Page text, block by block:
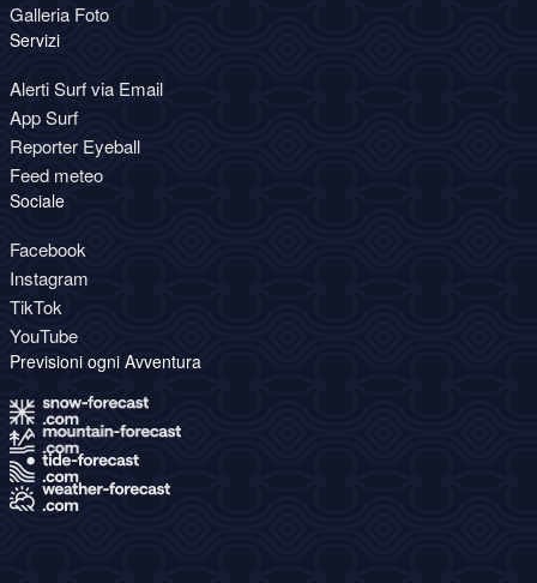
Galleria Foto
Servizi
Alerti Surf via Email
App Surf
Reporter Eyeball
Feed meteo
Sociale
Facebook
Instagram
TikTok
YouTube
Previsioni ogni Avventura